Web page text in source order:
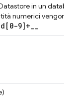
in un database
numerici vengono
9]+__